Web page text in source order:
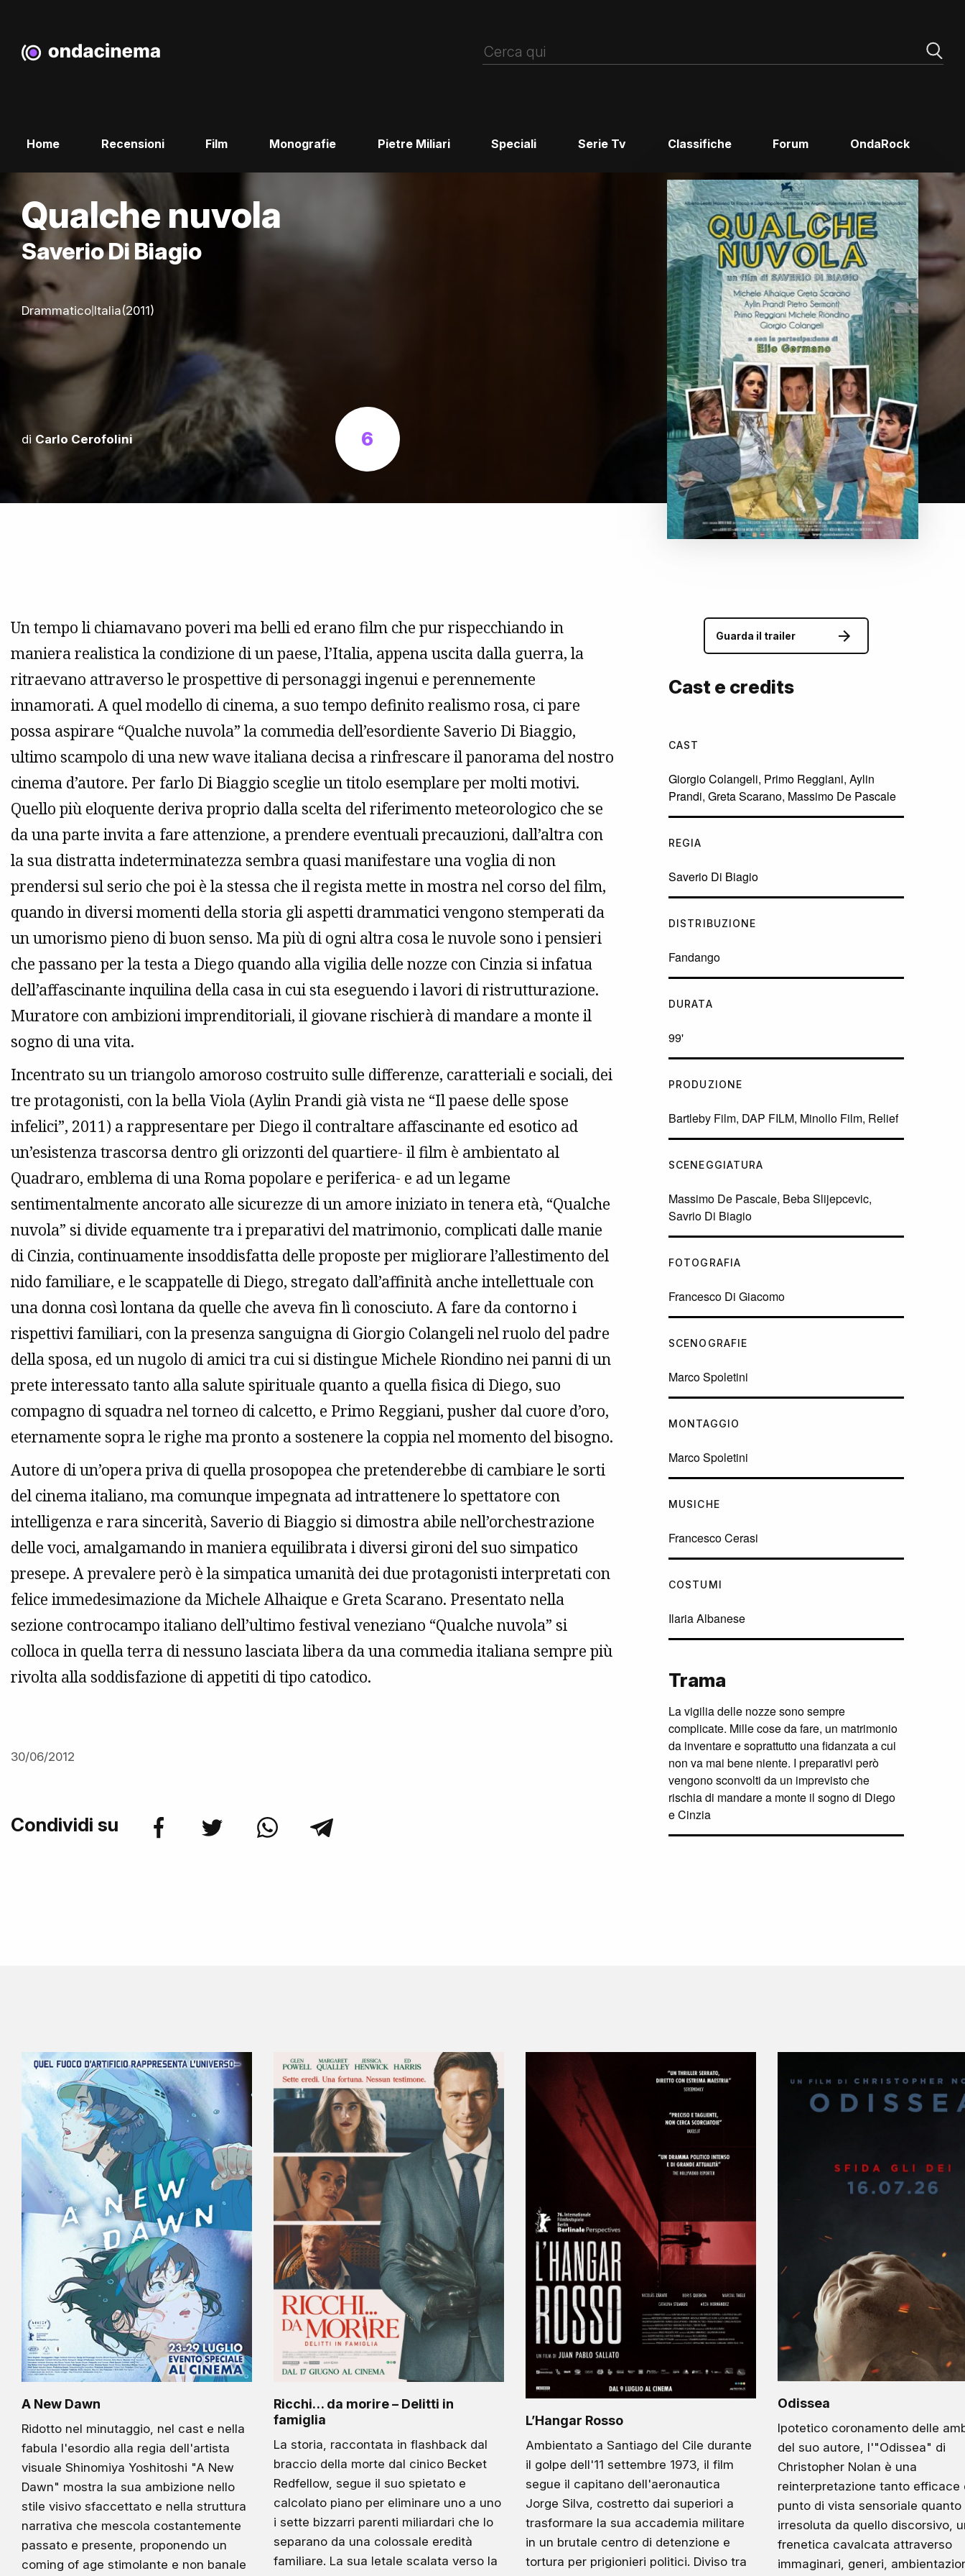
Home Recensioni Film Monografie Pietre Miliari Speciali Serie Tv Classifiche Forum OndaRock
Qualche nuvola
Saverio Di Biagio
Drammatico|Italia(2011)
di Carlo Cerofolini 6
Un tempo li chiamavano poveri ma belli ed erano film che pur rispecchiando in
maniera realistica la condizione di un paese, l’Italia, appena uscita dalla guerra, la
ritraevano attraverso le prospettive di personaggi ingenui e perennemente
innamorati. A quel modello di cinema, a suo tempo definito realismo rosa, ci pare
possa aspirare “Qualche nuvola” la commedia dell’esordiente Saverio Di Biaggio,
ultimo scampolo di una new wave italiana decisa a rinfrescare il panorama del nostro
cinema d’autore. Per farlo Di Biaggio sceglie un titolo esemplare per molti motivi.
Quello più eloquente deriva proprio dalla scelta del riferimento meteorologico che se
da una parte invita a fare attenzione, a prendere eventuali precauzioni, dall’altra con
la sua distratta indeterminatezza sembra quasi manifestare una voglia di non
prendersi sul serio che poi è la stessa che il regista mette in mostra nel corso del film,
quando in diversi momenti della storia gli aspetti drammatici vengono stemperati da
un umorismo pieno di buon senso. Ma più di ogni altra cosa le nuvole sono i pensieri
che passano per la testa a Diego quando alla vigilia delle nozze con Cinzia si infatua
dell’affascinante inquilina della casa in cui sta eseguendo i lavori di ristrutturazione.
Muratore con ambizioni imprenditoriali, il giovane rischierà di mandare a monte il
sogno di una vita.
Incentrato su un triangolo amoroso costruito sulle differenze, caratteriali e sociali, dei
tre protagonisti, con la bella Viola (Aylin Prandi già vista ne “Il paese delle spose
infelici”, 2011) a rappresentare per Diego il contraltare affascinante ed esotico ad
un’esistenza trascorsa dentro gli orizzonti del quartiere- il film è ambientato al
Quadraro, emblema di una Roma popolare e periferica- e ad un legame
sentimentalmente ancorato alle sicurezze di un amore iniziato in tenera età, “Qualche
nuvola” si divide equamente tra i preparativi del matrimonio, complicati dalle manie
di Cinzia, continuamente insoddisfatta delle proposte per migliorare l’allestimento del
nido familiare, e le scappatelle di Diego, stregato dall’affinità anche intellettuale con
una donna così lontana da quelle che aveva fin lì conosciuto. A fare da contorno i
rispettivi familiari, con la presenza sanguigna di Giorgio Colangeli nel ruolo del padre
della sposa, ed un nugolo di amici tra cui si distingue Michele Riondino nei panni di un
prete interessato tanto alla salute spirituale quanto a quella fisica di Diego, suo
compagno di squadra nel torneo di calcetto, e Primo Reggiani, pusher dal cuore d’oro,
eternamente sopra le righe ma pronto a sostenere la coppia nel momento del bisogno.
Autore di un’opera priva di quella prosopopea che pretenderebbe di cambiare le sorti
del cinema italiano, ma comunque impegnata ad intrattenere lo spettatore con
intelligenza e rara sincerità, Saverio di Biaggio si dimostra abile nell’orchestrazione
delle voci, amalgamando in maniera equilibrata i diversi gironi del suo simpatico
presepe. A prevalere però è la simpatica umanità dei due protagonisti interpretati con
felice immedesimazione da Michele Alhaique e Greta Scarano. Presentato nella
sezione controcampo italiano dell’ultimo festival veneziano “Qualche nuvola” si
colloca in quella terra di nessuno lasciata libera da una commedia italiana sempre più
rivolta alla soddisfazione di appetiti di tipo catodico.
30/06/2012
Condividi su
Guarda il trailer
Cast e credits
CAST
Giorgio Colangeli, Primo Reggiani, Aylin
Prandi, Greta Scarano, Massimo De Pascale
REGIA
Saverio Di Biagio
DISTRIBUZIONE
Fandango
DURATA
99'
PRODUZIONE
Bartleby Film, DAP FILM, Minollo Film, Relief
SCENEGGIATURA
Massimo De Pascale, Beba Slijepcevic,
Savrio Di Biagio
FOTOGRAFIA
Francesco Di Giacomo
SCENOGRAFIE
Marco Spoletini
MONTAGGIO
Marco Spoletini
MUSICHE
Francesco Cerasi
COSTUMI
Ilaria Albanese
Trama
La vigilia delle nozze sono sempre
complicate. Mille cose da fare, un matrimonio
da inventare e soprattutto una fidanzata a cui
non va mai bene niente. I preparativi però
vengono sconvolti da un imprevisto che
rischia di mandare a monte il sogno di Diego
e Cinzia
A New Dawn
Ridotto nel minutaggio, nel cast e nella
fabula l'esordio alla regia dell'artista
visuale Shinomiya Yoshitoshi "A New
Dawn" mostra la sua ambizione nello
stile visivo sfaccettato e nella struttura
narrativa che mescola costantemente
passato e presente, proponendo un
coming of age stimolante e non banale
Ricchi… da morire – Delitti in
famiglia
La storia, raccontata in flashback dal
braccio della morte dal cinico Becket
Redfellow, segue il suo spietato e
calcolato piano per eliminare uno a uno
i sette bizzarri parenti miliardari che lo
separano da una colossale eredità
familiare. La sua letale scalata verso la
L’Hangar Rosso
Ambientato a Santiago del Cile durante
il golpe dell'11 settembre 1973, il film
segue il capitano dell'aeronautica
Jorge Silva, costretto dai superiori a
trasformare la sua accademia militare
in un brutale centro di detenzione e
tortura per prigionieri politici. Diviso tra
Odissea
Ipotetico coronamento delle
del suo autore, l'"Odissea" di
Christopher Nolan è una
reinterpretazione tanto efficace
punto di vista sensoriale quanto
irresoluta da quello discorsivo,
frenetica cavalcata attraverso
immaginari, generi,